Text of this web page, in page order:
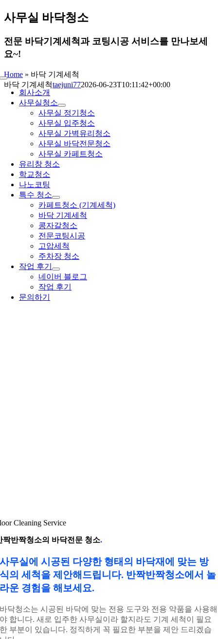
콘
로
건
뛰
기
Toggle
Navigation회사소개
사무실청소
사무실 정기청소
사무실 입주청소
사무실 가벽유리청소
사무실 바닥전문청소
사무실 카페트청소
유리창 청소
학교청소
나노코팅
특수 청소
카페트청소 (기계세척)
바닥 기계세척
콩자갈청소
전문코팅시공
고압세척
주차장 청소
작업 후기
네이버 블로그
작업 후기
문의하기
사무실 바닥청소
전문 바닥기계세척과 코팅시공 서비스를 만나보세
요~!
Home » 바닥 기계세척
바닥 기계세척taejuni772026-06-23T10:11:42+00:00
Cleaning Service
짝반짝청소의 바닥전문 청소.
사무실에 시공된 다양한 형태의 바닥재에 맞는 방
식의 세척을 제안해드립니다. 반짝반짝청소에서 놀
라운 경험을 해보세요.
바닥청소는시공된 바닥에 맞는 전용 도구와 전용 약품을 사용해
야 합니다.새로 입주한 사무실이라 할지라도 기계 세척이 필요
한 부분이 있습니다. 정직하게 꼭 필요한 부분을 제안 드리겠습